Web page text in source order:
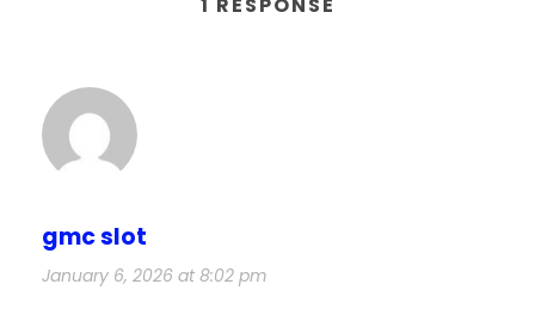
1 RESPONSE
gmc slot
January 6, 2026 at 8:02 pm